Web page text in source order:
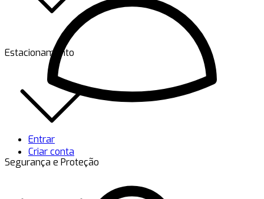
Estacionamento
Segurança e Proteção
Entrar
Criar conta